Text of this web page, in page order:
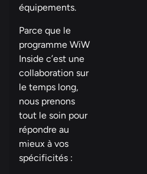
équipements.
Parce que le
programme WiW
Inside c’est une
collaboration sur
le temps long,
nous prenons
tout le soin pour
répondre au
mieux à vos
spécificités :